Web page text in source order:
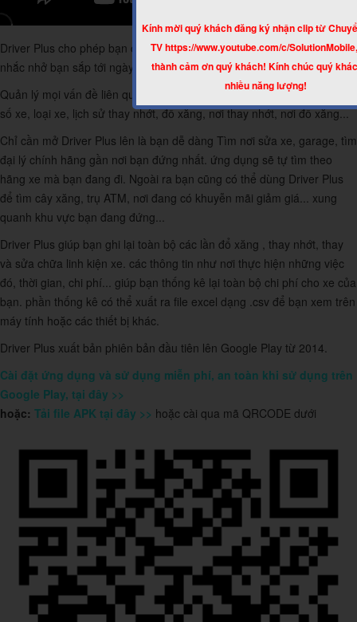
Kính mời quý khách đăng ký nhận clip từ
TV https://www.youtube.com/c/
thành cảm ơn quý khách! Kính chúc quý
nhiều năng lượng!
Driver Plus cho phép bạn cài đặt để điện thoại hoặc máy tính bảng
nhắc nhở bạn sắp tới ngày cần bảo dưỡng xe, sắp phải thay nhớt...
Quản lý mọi vấn đề liên quan tới xe của bạn, như thông tin ngày mua,
số xe, loại xe, lịch sử thay nhớt, đổ xăng, nơi thay nhớt, nơi đổ xăng...
Chỉ cần mở Driver Plus lên là bạn dễ dàng Tìm nơi sửa xe, garage, tìm
đại lý chính hãng gần nơi bạn đứng nhất. ứng dụng sẽ tự tìm theo
hãng xe mà bạn đang đi. Ngoài ra bạn cũng có thể dùng Driver Plus
để tìm cây xăng, trụ ATM, nơi đang có khuyễn mãi giảm giá... xung
quanh khu vực bạn đang đứng...
Driver Plus giúp bạn ghi lại toàn bộ các lần đổ xăng , thay nhớt, thay
và sửa chữa linh kiện xe. các thông tin như nơi thực hiện những việc
đó, thời gian, chi phí... giúp bạn thống kê lại toàn bộ chi phí cho xe của
bạn. phần thống kê có thể xuất ra file excel dạng .csv để bạn xem trên
máy tính hoặc các thiết bị khác.
Driver Plus xuất bản phiên bản đầu tiên lên Google Play từ 2014.
Cài đặt ứng dụng và sử dụng miễn phí, an toàn khi sử dụng trên
Google Play, tại đây >>
hoặc: Tải file APK tại đây >> hoặc cài qua mã QRCODE dưới